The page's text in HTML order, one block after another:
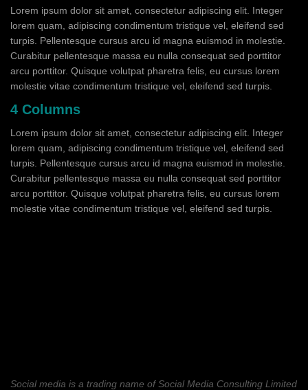
Lorem ipsum dolor sit amet, consectetur adipiscing elit. Integer
lorem quam, adipiscing condimentum tristique vel, eleifend sed
turpis. Pellentesque cursus arcu id magna euismod in molestie.
Curabitur pellentesque massa eu nulla consequat sed porttitor
arcu porttitor. Quisque volutpat pharetra felis, eu cursus lorem
molestie vitae condimentum tristique vel, eleifend sed turpis.
4 Columns
Lorem ipsum dolor sit amet, consectetur adipiscing elit. Integer
lorem quam, adipiscing condimentum tristique vel, eleifend sed
turpis. Pellentesque cursus arcu id magna euismod in molestie.
Curabitur pellentesque massa eu nulla consequat sed porttitor
arcu porttitor. Quisque volutpat pharetra felis, eu cursus lorem
molestie vitae condimentum tristique vel, eleifend sed turpis.
Social media is a trading name of Social Media Consulting Limited